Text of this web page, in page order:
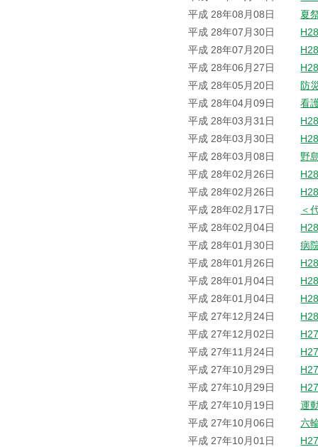
平成 28年08月08日
夏
平成 28年07月30日
平成 28年07月20日
平成 28年06月27日
平成 28年05月20日
防
平成 28年04月09日
看
平成 28年03月31日
平成 28年03月30日
平成 28年03月08日
野
平成 28年02月26日
平成 28年02月26日
平成 28年02月17日
＜
平成 28年02月04日
平成 28年01月30日
病
平成 28年01月26日
平成 28年01月04日
平成 28年01月04日
平成 27年12月24日
平成 27年12月02日
平成 27年11月24日
平成 27年10月29日
平成 27年10月29日
平成 27年10月19日
運
平成 27年10月06日
六
平成 27年10月01日